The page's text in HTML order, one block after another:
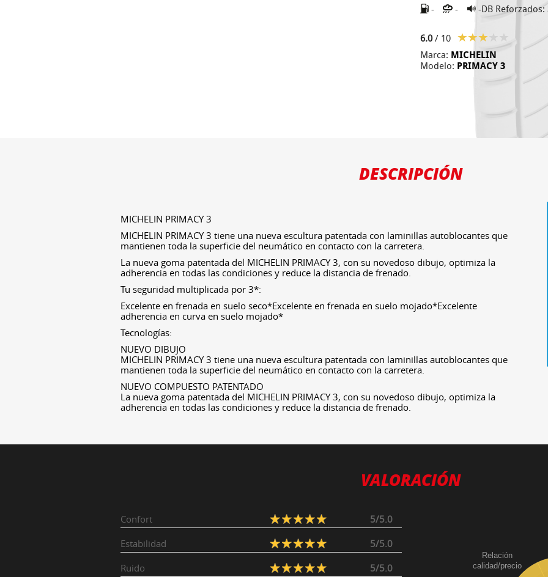
- - -DB Reforzados:
6.0/ 10
Marca: MICHELIN
Modelo: PRIMACY 3
DESCRIPCIÓN
MICHELIN PRIMACY 3
MICHELIN PRIMACY 3 tiene una nueva escultura patentada con laminillas autoblocantes que
mantienen toda la superficie del neumático en contacto con la carretera.
La nueva goma patentada del MICHELIN PRIMACY 3, con su novedoso dibujo, optimiza la
adherencia en todas las condiciones y reduce la distancia de frenado.
Tu seguridad multiplicada por 3*:
Excelente en frenada en suelo seco*Excelente en frenada en suelo mojado*Excelente
adherencia en curva en suelo mojado*
Tecnologías:
NUEVO DIBUJO
MICHELIN PRIMACY 3 tiene una nueva escultura patentada con laminillas autoblocantes que
mantienen toda la superficie del neumático en contacto con la carretera.
NUEVO COMPUESTO PATENTADO
La nueva goma patentada del MICHELIN PRIMACY 3, con su novedoso dibujo, optimiza la
adherencia en todas las condiciones y reduce la distancia de frenado.
VALORACIÓN
Confort
5/5.0
Estabilidad
5/5.0
Ruido
5/5.0
Relación
calidad/precio